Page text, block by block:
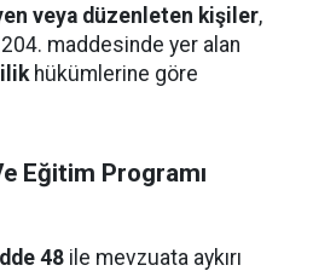
veya düzenleten kişiler,
maddesinde yer alan
hükümlerine göre
Eğitim Programı
48 ile mevzuata aykırı